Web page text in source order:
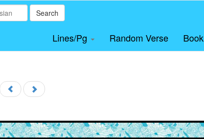
Search
Lines/Pg Random Verse Book